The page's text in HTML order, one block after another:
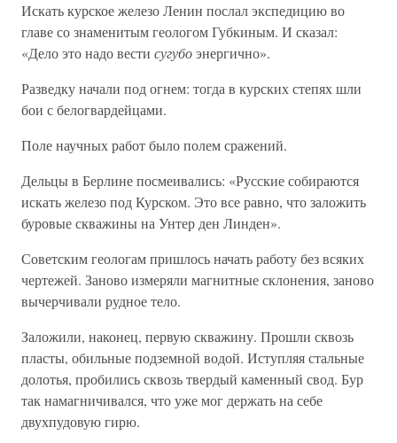
Искать курское железо Ленин послал экспедицию во
главе со знаменитым геологом Губкиным. И сказал:
«Дело это надо вести сугубоэнергично».
Разведку начали под огнем: тогда в курских степях шли
бои с белогвардейцами.
Поле научных работ было полем сражений.
Дельцы в Берлине посмеивались: «Русские собираются
искать железо под Курском. Это все равно, что заложить
буровые скважины на Унтер ден Линден».
Советским геологам пришлось начать работу без всяких
чертежей. Заново измеряли магнитные склонения, заново
вычерчивали рудное тело.
Заложили, наконец, первую скважину. Прошли сквозь
пласты, обильные подземной водой. Иступляя стальные
долотья, пробились сквозь твердый каменный свод. Бур
так намагничивался, что уже мог держать на себе
двухпудовую гирю.